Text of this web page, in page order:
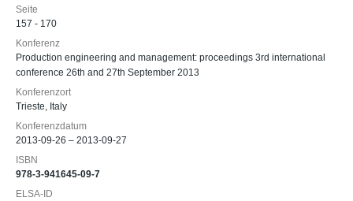
Seite
157 - 170
Konferenz
Production engineering and management: proceedings 3rd international
conference 26th and 27th September 2013
Konferenzort
Trieste, Italy
Konferenzdatum
2013-09-26 – 2013-09-27
ISBN
978-3-941645-09-7
ELSA-ID